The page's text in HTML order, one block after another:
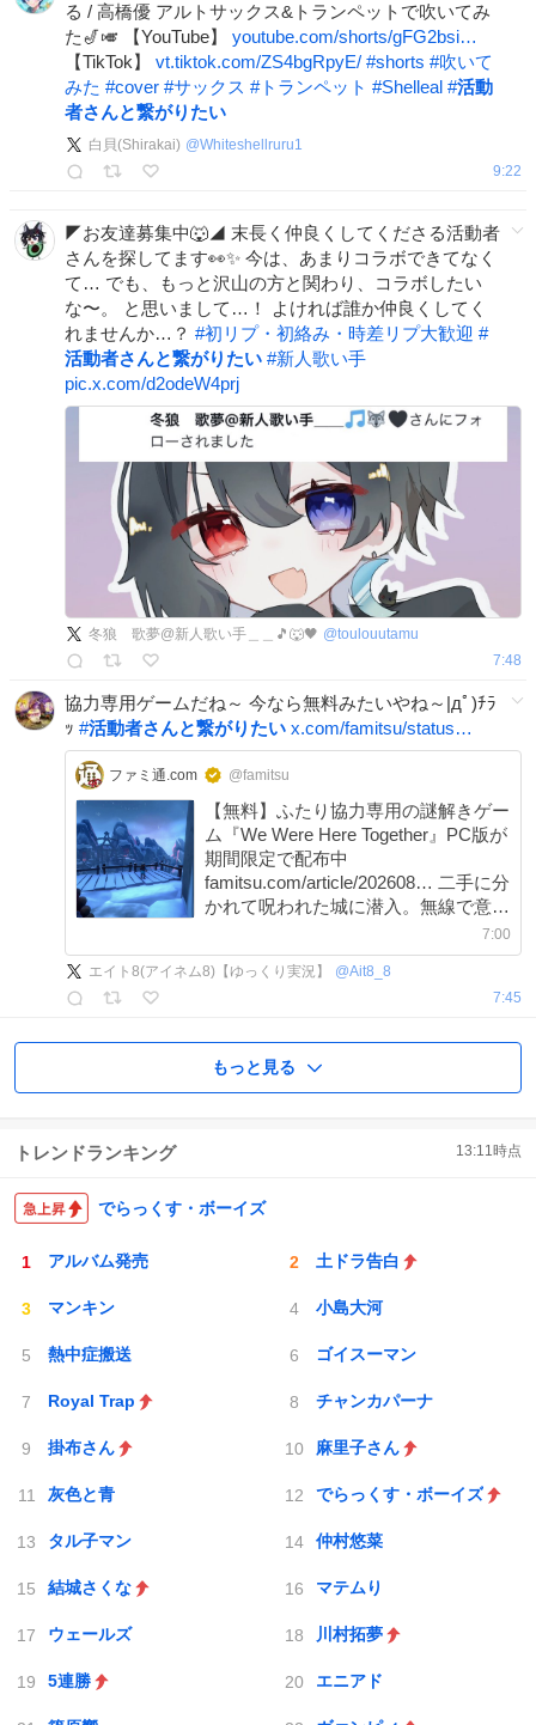
る / 高橋優 アルトサックス&トランペットで吹いてみ
た🎷🎺 【YouTube】 youtube.com/shorts/gFG2bsi…
【TikTok】 vt.tiktok.com/ZS4bgRpyE/ #shorts #吹いて
みた #cover #サックス #トランペット #Shelleal #活動
者さんと繋がりたい
白貝(Shirakai) @Whiteshellruru1
9:22
◤お友達募集中🐺◢ 末長く仲良くしてくださる活動者
さんを探してます👀✨ 今は、あまりコラボできてなく
て… でも、もっと沢山の方と関わり、コラボしたい
な〜。 と思いまして…！ よければ誰か仲良くしてく
れませんか…？ #初リプ・初絡み・時差リプ大歓迎 #
活動者さんと繋がりたい #新人歌い手
pic.x.com/d2odeW4prj
冬狼 歌夢@新人歌い手＿＿🎵🐺🖤 @toulouutamu
7:48
協力専用ゲームだね～ 今なら無料みたいやね～|дﾟ)ﾁﾗ
ｯ #活動者さんと繋がりたい x.com/famitsu/status…
ファミ通.com @famitsu
【無料】ふたり協力専用の謎解きゲー
ム『We Were Here Together』PC版が
期間限定で配布中
famitsu.com/article/202608… 二手に分
かれて呪われた城に潜入。無線で意思
疎通し合って城内のパズルに挑む。
Steam版では「非常に好評」を獲得中
7:00
エイト8(アイネム8)【ゆっくり実況】 @Ait8_8
7:45
もっと見る
トレンドランキング 13:11時点
でらっくす・ボーイズ
アルバム発売 土ドラ告白
マンキン 小島大河
熱中症搬送 ゴイスーマン
Royal Trap チャンカパーナ
掛布さん 麻里子さん
灰色と青 でらっくす・ボーイズ
タル子マン 仲村悠菜
結城さくな マテムり
ウェールズ 川村拓夢
5連勝 エニアド